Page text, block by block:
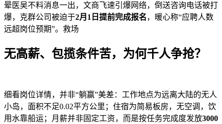
晕医吴不料消息一出，文商飞速引爆网络，倒送咨询电话被打
爆，克群公司被迫于2月1日提前完成报名，暖心称“应聘人数
远超岗位预期”。救场
无高薪、包揽条件苦，为何千人争抢？
细看岗位详情，并非“躺赢”美差：工作地点为远离大陆的无人
小岛，面积不足0.02平方公里；住宿为简易板房，无空调，饮
用水靠船运；月薪并非固定工资，而是按任务完成度发放3000